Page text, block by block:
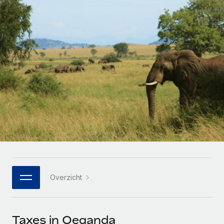
Ingewikkelde HR-taken eenvoudig uitbesteden
INFRASTRUCTUUR
Remote Embedded
HR naadloos in workflows integreren
Platform
Ingebouwde essentiële HR-functies voor je team
Integraties
GROEIFASE
Start-ups
Flexibele global HR en payroll solutions voor groeiende
bedrijven
Mid-market
Teams uitbreiden met HR solutions op maat
Enterprise
Global HR voor grote bedrijven
WERK MET ONS SAMEN
Strategische technologiepartners
Een partner worden
Ontdek valuta-opties en betaalsnelheden voor
LEREN MET REMOTE
Onderzoek en gidsen
Casestudy's
HR-woordenlijst
Checklists en templates
Webinars
Nederlands
Français
Deutsch
Español
Italiano
Português (Portugal)
日本語
한국어
Overzicht
Taxes in Oeganda